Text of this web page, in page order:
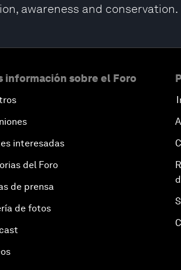
awareness and conservation.
información sobre el Foro
interesadas
del Foro
de prensa
de fotos